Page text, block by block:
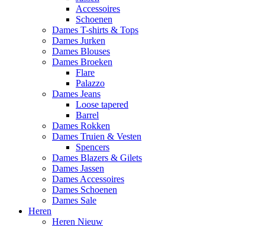
Accessoires
Schoenen
Dames T-shirts & Tops
Dames Jurken
Dames Blouses
Dames Broeken
Flare
Palazzo
Dames Jeans
Loose tapered
Barrel
Dames Rokken
Dames Truien & Vesten
Spencers
Dames Blazers & Gilets
Dames Jassen
Dames Accessoires
Dames Schoenen
Dames Sale
Heren
Heren Nieuw